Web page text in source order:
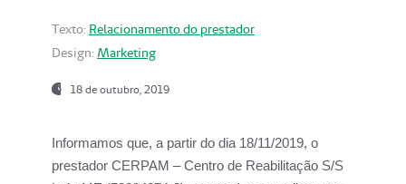
Texto: Relacionamento do prestador
Design: Marketing
18 de outubro, 2019
Informamos que, a partir do dia 18/11/2019, o
prestador CERPAM – Centro de Reabilitação S/S